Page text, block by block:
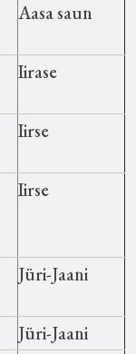
selts
Aasa saun
Iirase
Iirse
Iirse
Jüri-Jaani
Jüri-Jaani